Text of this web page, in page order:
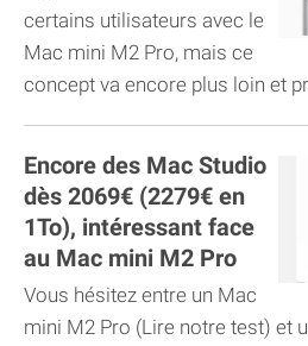
certains utilisateurs avec le
Mac mini M2 Pro, mais ce
concept va encore plus loin et
Encore des Mac Studio
dès 2069€ (2279€ en
1To), intéressant face
au Mac mini M2 Pro
Vous hésitez entre un Mac
mini M2 Pro (Lire notre test) et